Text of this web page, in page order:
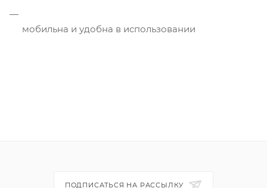
мобильна и удобна в использовании
ПОДПИСАТЬСЯ НА РАССЫЛКУ